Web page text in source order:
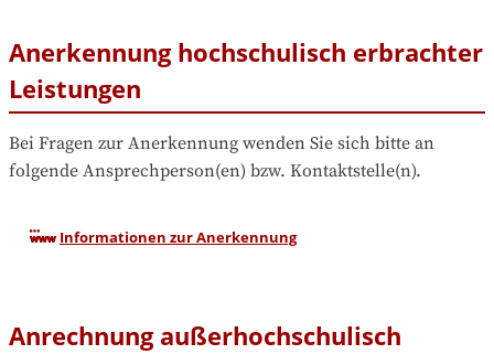
Anerkennung hochschulisch erbrachter
Leistungen
Bei Fragen zur Anerkennung wenden Sie sich bitte an
folgende Ansprechperson(en) bzw. Kontaktstelle(n).
Informationen zur Anerkennung
Anrechnung außerhochschulisch